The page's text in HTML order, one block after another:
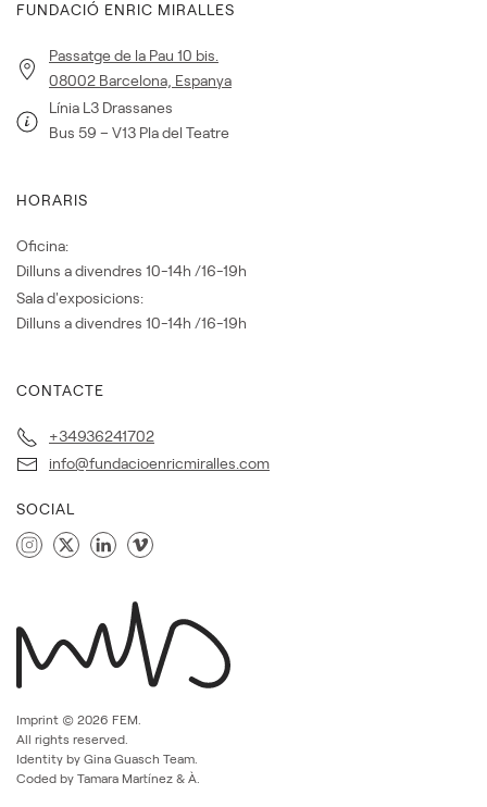
FUNDACIÓ ENRIC MIRALLES
Passatge de la Pau 10 bis.
08002 Barcelona, Espanya
Línia L3 Drassanes
Bus 59 – V13 Pla del Teatre
HORARIS
Oficina:
Dilluns a divendres 10-14h /16-19h
Sala d'exposicions:
Dilluns a divendres 10-14h /16-19h
CONTACTE
+34936241702
info@fundacioenricmiralles.com
SOCIAL
Imprint © 2026 FEM.
All rights reserved.
Identity by Gina Guasch Team.
Coded by Tamara Martínez & À.